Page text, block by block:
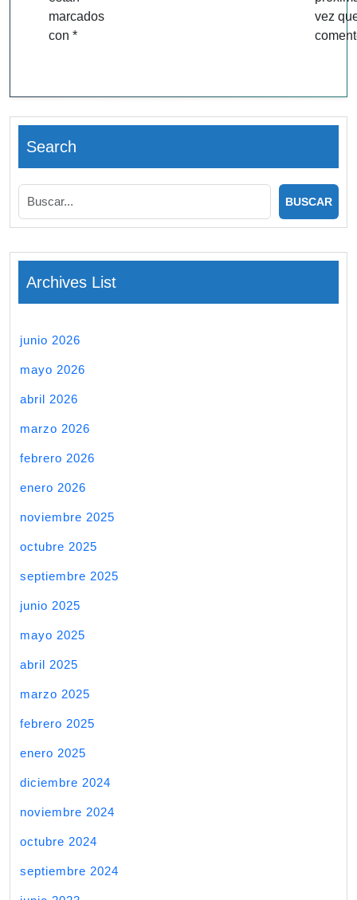
marcados
con *
vez
Search
Archives List
junio 2026
mayo 2026
abril 2026
marzo 2026
febrero 2026
enero 2026
noviembre 2025
octubre 2025
septiembre 2025
junio 2025
mayo 2025
abril 2025
marzo 2025
febrero 2025
enero 2025
diciembre 2024
noviembre 2024
octubre 2024
septiembre 2024